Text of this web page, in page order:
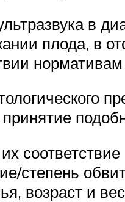
в
плода, в
степень
возраст и